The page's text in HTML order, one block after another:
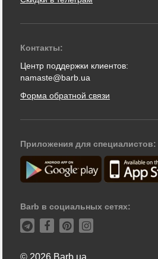
Контакты:
Центр поддержки клиентов:
namaste@barb.ua
Форма обратной связи
Приложения для специалистов:
Barb в социальных сетях:
© 2026 Barb.ua